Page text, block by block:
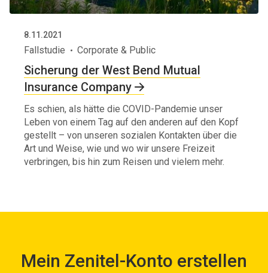
8.11.2021
Fallstudie Corporate & Public
Sicherung der West Bend Mutual
Insurance Company
Es schien, als hätte die COVID-Pandemie unser
Leben von einem Tag auf den anderen auf den Kopf
gestellt – von unseren sozialen Kontakten über die
Art und Weise, wie und wo wir unsere Freizeit
verbringen, bis hin zum Reisen und vielem mehr.
Mein Zenitel-Konto erstellen